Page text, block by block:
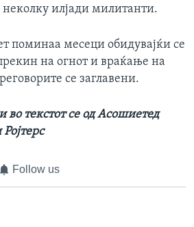
неколку илјади милитанти.
поминаа месеци обидувајќи се
на огнот и враќање на
се заглавени.
текстот се од Асошиетед
Follow us